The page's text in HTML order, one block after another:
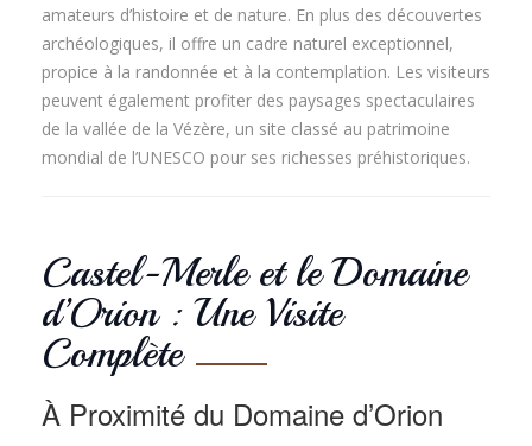
amateurs d’histoire et de nature. En plus des découvertes
archéologiques, il offre un cadre naturel exceptionnel,
propice à la randonnée et à la contemplation. Les visiteurs
peuvent également profiter des paysages spectaculaires
de la vallée de la Vézère, un site classé au patrimoine
mondial de l’UNESCO pour ses richesses préhistoriques.
Castel-Merle et le Domaine
d’Orion : Une Visite
Complète
À Proximité du Domaine d’Orion